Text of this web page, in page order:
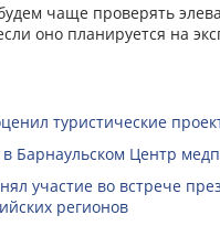
чаще проверять
оно планируется на
туристические
Барнаульском Центр
участие во встрече
регионов